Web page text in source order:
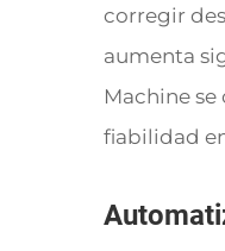
corregir
aumenta
Machine
fiabilidad